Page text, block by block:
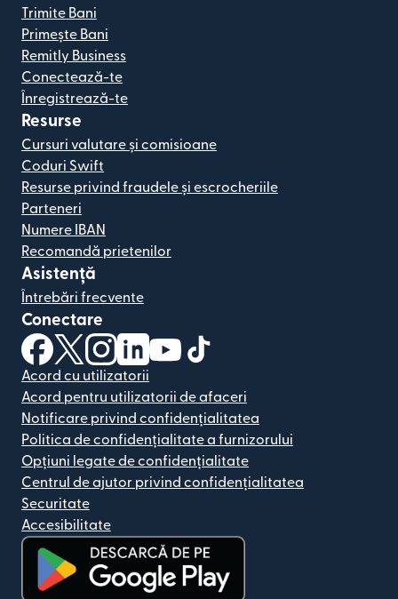
Trimite Bani
Primește Bani
Remitly Business
Conectează-te
Înregistrează-te
Resurse
Cursuri valutare și comisioane
Coduri Swift
Resurse privind fraudele și escrocheriile
Parteneri
Numere IBAN
Recomandă prietenilor
Asistență
Întrebări frecvente
Conectare
(se deschide într-o fereastră nouă)
(se deschide într-o fereastră nouă)
(se deschide într-o fereastră nouă)
(se deschide într-o fereastră nouă)
(se deschide într-o fereastră
Acord cu utilizatorii
Acord pentru utilizatorii de afaceri
Notificare privind confidențialitatea
Politica de confidențialitate a furnizorului
Opțiuni legate de confidențialitate
Centrul de ajutor privind confidențialitatea
Securitate
Accesibilitate